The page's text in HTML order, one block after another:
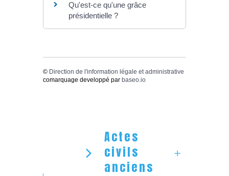
Qu'est-ce qu'une grâce
présidentielle ?
© Direction de l'information légale et administrative
comarquage developpé par baseo.io
Actes
civils
anciens